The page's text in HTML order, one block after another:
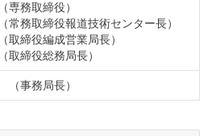
務取締役）
務取締役報道技術センター長）
締役編成営業局長）
締役総務局長）
事務局長）